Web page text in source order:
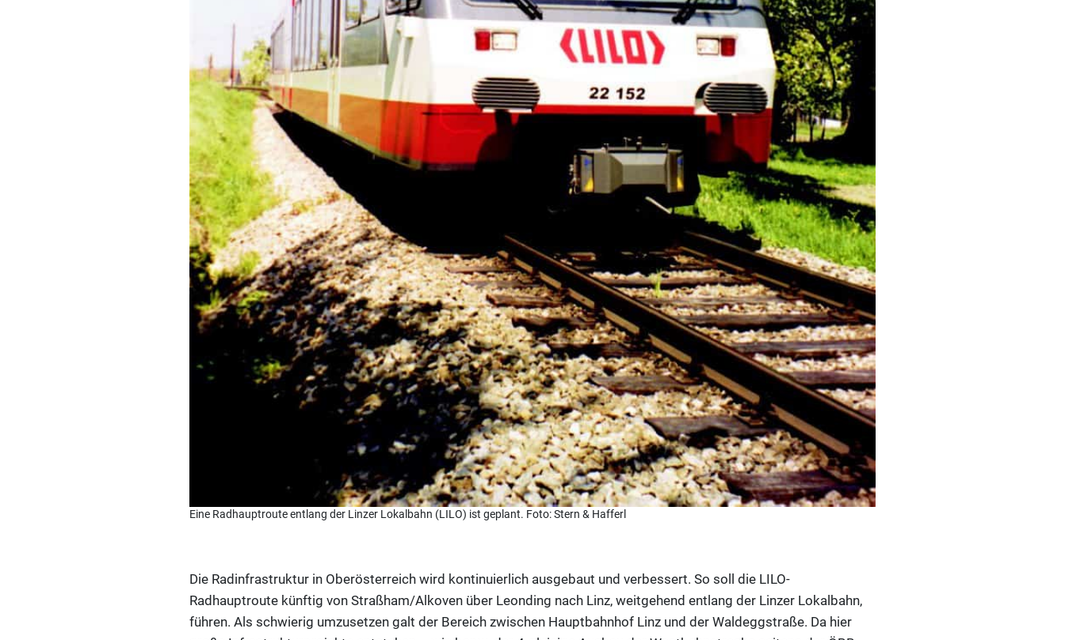
Eine Radhauptroute entlang der Linzer Lokalbahn (LILO) ist geplant. Foto: Stern & Hafferl
Die Radinfrastruktur in Oberösterreich wird kontinuierlich ausgebaut und verbessert. So soll die LILO-
Radhauptroute künftig von Straßham/Alkoven über Leonding nach Linz, weitgehend entlang der Linzer Lokalbahn,
führen. Als schwierig umzusetzen galt der Bereich zwischen Hauptbahnhof Linz und der Waldeggstraße. Da hier